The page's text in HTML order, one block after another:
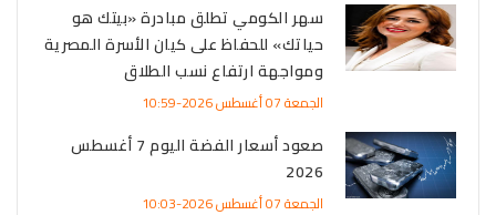
سهر الكومي تطلق مبادرة «بيتك هو
حياتك» للحفاظ على كيان الأسرة المصرية
ومواجهة ارتفاع نسب الطلاق
الجمعة 07 أغسطس 2026-10:59
صعود أسعار الفضة اليوم 7 أغسطس
2026
الجمعة 07 أغسطس 2026-10:03